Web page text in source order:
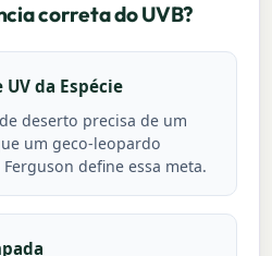
correta do UVB?
da Espécie
deserto precisa de um
um geco-leopardo
define essa meta.